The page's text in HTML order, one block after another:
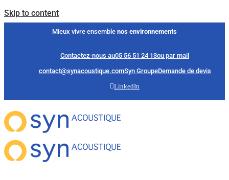
Skip to content
Mieux vivre ensemble nos environnements
Contactez-nous au05 56 51 24 13ou par mail
contact@synacoustique.comSyn GroupeDemande de devis
LinkedIn